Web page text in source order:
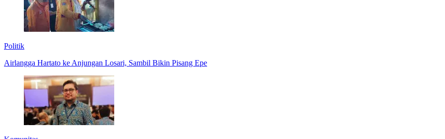
Politik
Airlangga Hartato ke Anjungan Losari, Sambil Bikin Pisang Epe